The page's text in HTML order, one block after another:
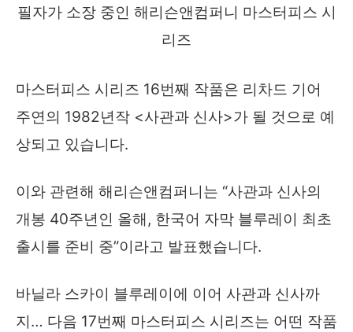
필자가 소장 중인 해리슨앤컴퍼니 마스터피스 시
리즈
마스터피스 시리즈 16번째 작품은 리차드 기어
주연의 1982년작 <사관과 신사>가 될 것으로 예
상되고 있습니다.
이와 관련해 해리슨앤컴퍼니는 “사관과 신사의
개봉 40주년인 올해, 한국어 자막 블루레이 최초
출시를 준비 중”이라고 발표했습니다.
바닐라 스카이 블루레이에 이어 사관과 신사까
지… 다음 17번째 마스터피스 시리즈는 어떤 작품